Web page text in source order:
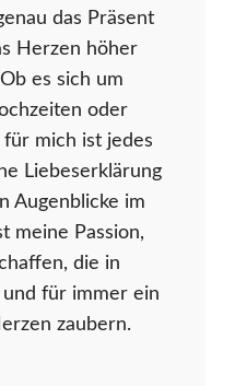
das Präsent
Herzen höher
es sich um
oder
mich ist jedes
Liebeserklärung
Augenblicke im
meine Passion,
die in
für immer ein
zaubern.